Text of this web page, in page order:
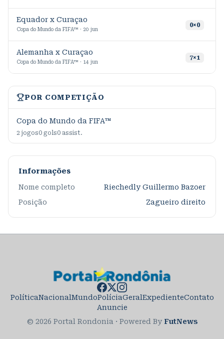
Equador x Curaçao
Copa do Mundo da FIFA™ · 20 jun
0×0
Alemanha x Curaçao
Copa do Mundo da FIFA™ · 14 jun
7×1
POR COMPETIÇÃO
Copa do Mundo da FIFA™
2 jogos0 gols0 assist.
Informações
Nome completo
Riechedly Guillermo Bazoer
Posição
Zagueiro direito
PolíticaNacionalMundoPolíciaGeralExpedienteContato
Anuncie
© 2026 Portal Rondonia · Powered By FutNews